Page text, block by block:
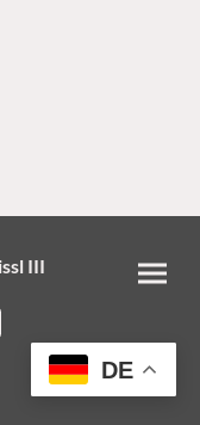
III
DE